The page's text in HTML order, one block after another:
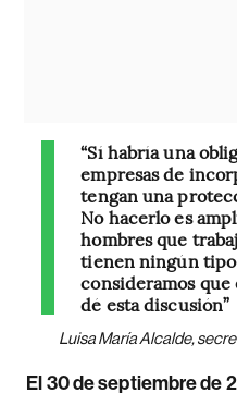
“Sí habría una
empresas de
tengan una
No hacerlo es
hombres que
tienen ningún
consideramos
dé esta discusión”
Luisa María Alcalde,
El 30 de septiembre de